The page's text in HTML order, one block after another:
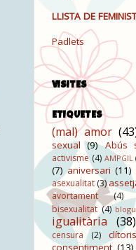
LLISTA DE
Padlets
VISITES
ETIQUETES
(mal) amor
sexual (9) Abús
activisme (4) AMPGIL
(7) aniversari (11)
asexualitat (3)
avortament (4)
bisexualitat (4)
igualitària
(38)
censura (2)
consentiment (13)